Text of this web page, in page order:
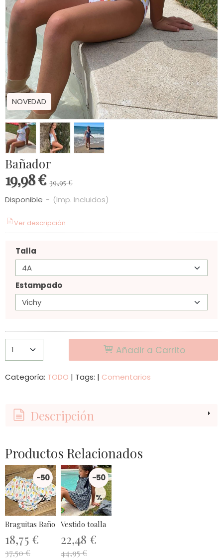
NOVEDAD
Bañador
19,98 € 39,95 €
Disponible - (Imp. Incluidos)
Ver descripción
Talla
Estampado
Añadir a Carrito
Categoría: TODO | Tags: | Comentarios
Descripción
Productos Relacionados
-50
%
Braguitas Baño
18,75 €
37,50 €
-50
%
Vestido toalla
22,48 €
44,95 €